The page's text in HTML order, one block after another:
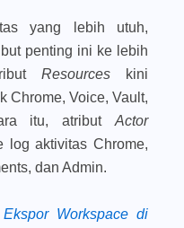
yang lebih utuh,
penting ini ke lebih
Resources kini
Chrome, Voice, Vault,
itu, atribut Actor
aktivitas Chrome,
dan Admin.
Workspace di